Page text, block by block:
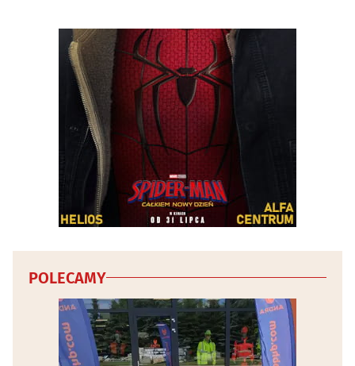
Wentylacja(28)
Wodociągowe i kanalizacyjne przedsiębiorstwa
Wykończenia, usługi remontowe (58)
Wyposażenie wnętrz
Zabezpieczenia i alarmy(29)
Zabudowa balkonów(8)
Żaluzje, rolety, markizy - producenci(9)
POLECAMY